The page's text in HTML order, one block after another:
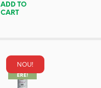
ADD TO
CART
NOU!
REDUC
ERE!